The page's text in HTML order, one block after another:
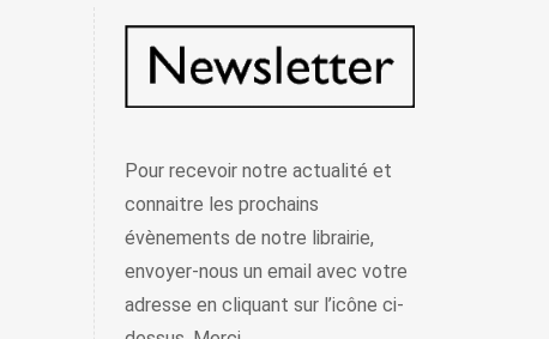
Pour recevoir notre actualité et
connaitre les prochains
évènements de notre librairie,
envoyer-nous un email avec votre
adresse en cliquant sur l’icône ci-